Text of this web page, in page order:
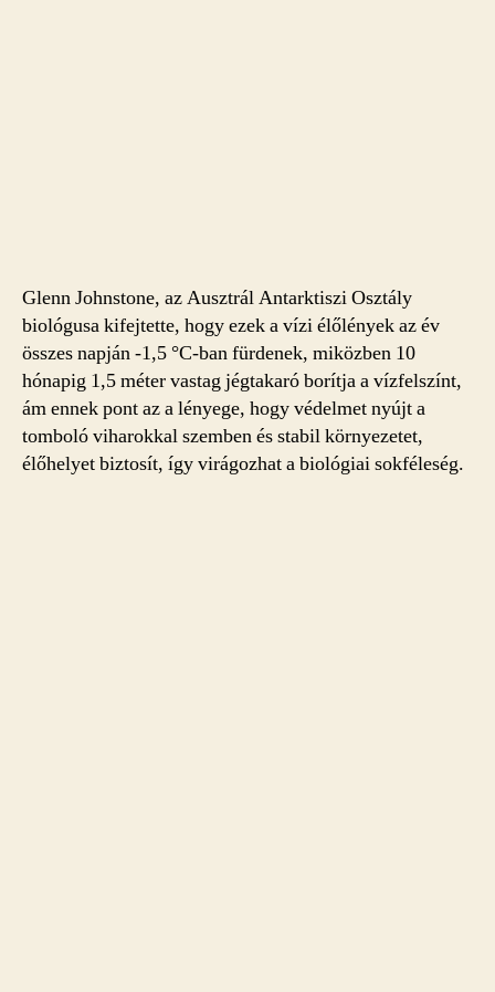
Glenn Johnstone, az Ausztrál Antarktiszi Osztály
biológusa kifejtette, hogy ezek a vízi élőlények az év
összes napján -1,5 °C-ban fürdenek, miközben 10
hónapig 1,5 méter vastag jégtakaró borítja a vízfelszínt,
ám ennek pont az a lényege, hogy védelmet nyújt a
tomboló viharokkal szemben és stabil környezetet,
élőhelyet biztosít, így virágozhat a biológiai sokféleség.